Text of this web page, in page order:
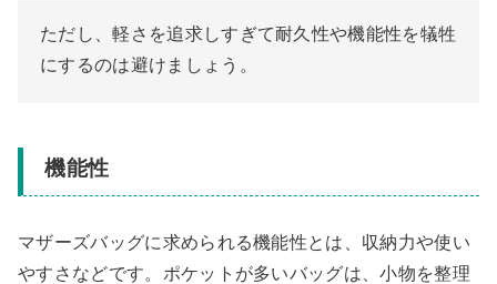
ただし、軽さを追求しすぎて耐久性や機能性を犠牲
にするのは避けましょう。
機能性
マザーズバッグに求められる機能性とは、収納力や使い
やすさなどです。ポケットが多いバッグは、小物を整理